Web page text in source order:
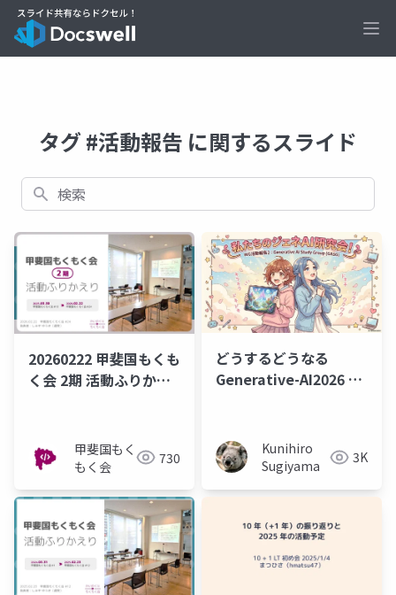
タグ #活動報告 に関するスライド
検索
20260222 甲斐国もくも
く会 2期 活動ふりかえ
甲斐国もく
もく会
730
どうするどうなる
Generative-AI2026 予
Kunihiro
Sugiyama
3K